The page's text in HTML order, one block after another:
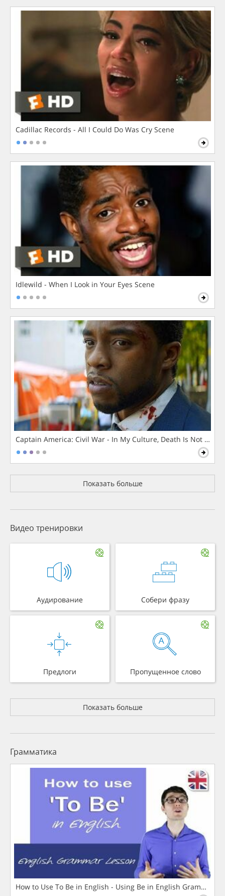
Cadillac Records - All I Could Do Was Cry Scene
Idlewild - When I Look in Your Eyes Scene
Captain America: Civil War - In My Culture, Death Is Not The
Показать больше
Видео тренировки
Аудирование Собери фразу
Предлоги Пропущенное слово
Показать больше
Грамматика
How to Use To Be in English - Using Be in English Grammar